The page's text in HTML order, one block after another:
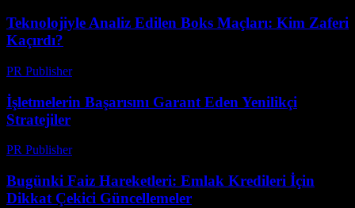
Teknolojiyle Analiz Edilen Boks Maçları: Kim Zaferi
Kaçırdı?
PR Publisher-
İşletmelerin Başarısını Garant Eden Yenilikçi
Stratejiler
PR Publisher-
Bugünki Faiz Hareketleri: Emlak Kredileri İçin
Dikkat Çekici Güncellemeler